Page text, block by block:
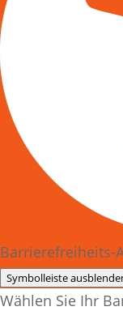
Barrierefreiheits-
Symbolleiste
Wählen Sie Ihr